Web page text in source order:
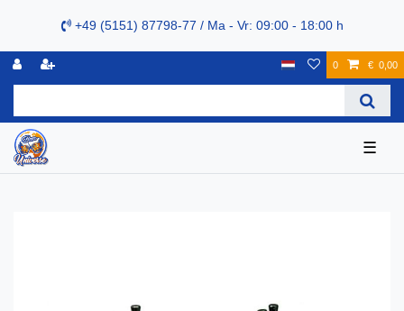
+49 (5151) 87798-77 / Ma - Vr: 09:00 - 18:00 h
0 € 0,00
☰